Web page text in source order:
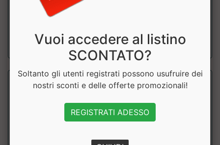
antimicrobiche e antivir...
a partire da € 17.91
sconto 10%
Vuoi accedere al listino
SCONTATO?
Soltanto gli utenti registrati possono usufruire dei
nostri sconti e delle offerte promozionali!
REGISTRATI ADESSO